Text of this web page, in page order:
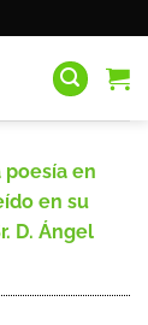
poesía en
en su
D. Ángel